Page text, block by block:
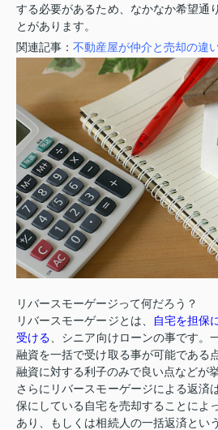
する必要があるため、なかなか希望通
とがあります。
関連記事： 不動産屋が仲介と売却の違
リバースモーゲージって何だろう？
リバースモーゲージとは、
自宅を担保
受ける 、シニア向けローンの事です。
融資を一括で受け取る事が可能である
融資に対する利子のみで良い点などが
さらにリバースモーゲージによる返済
保にしている自宅を売却することによ
あり、もしくは相続人の一括返済とい